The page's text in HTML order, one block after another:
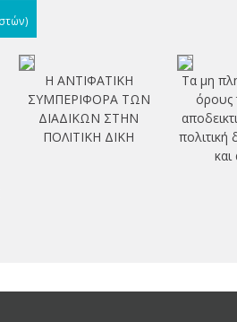
Η ΑΝΤΙΦΑΤΙΚΗ
ΣΥΜΠΕΡΙΦΟΡΑ ΤΩΝ
ΔΙΑΔΙΚΩΝ ΣΤΗΝ
ΠΟΛΙΤΙΚΗ ΔΙΚΗ
Τα μη
όρους
πολιτική
και